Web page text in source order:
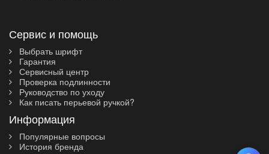
Сервис и помощь
Выбрать шрифт
Гарантия
Сервисный центр
Проверка подлинности
Руководство по уходу
Как писать перьевой ручкой?
Информация
Популярные вопросы
История бренда